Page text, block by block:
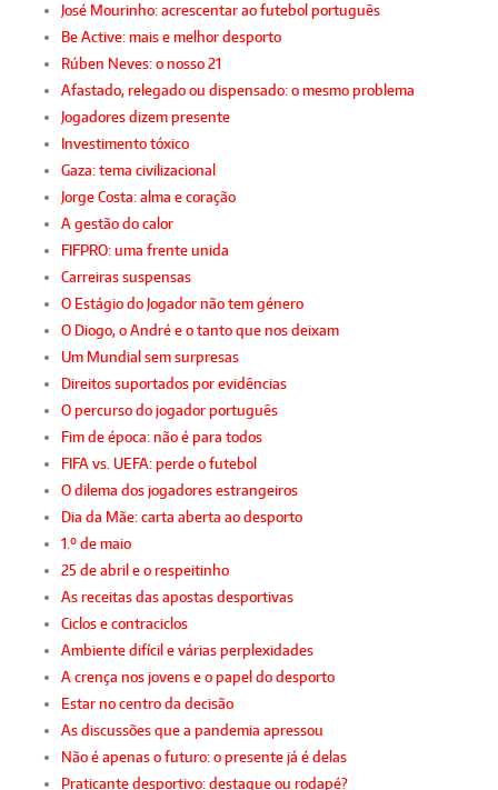
José Mourinho: acrescentar ao futebol português
Be Active: mais e melhor desporto
Rúben Neves: o nosso 21
Afastado, relegado ou dispensado: o mesmo problema
Jogadores dizem presente
Investimento tóxico
Gaza: tema civilizacional
Jorge Costa: alma e coração
A gestão do calor
FIFPRO: uma frente unida
Carreiras suspensas
O Estágio do Jogador não tem género
O Diogo, o André e o tanto que nos deixam
Um Mundial sem surpresas
Direitos suportados por evidências
O percurso do jogador português
Fim de época: não é para todos
FIFA vs. UEFA: perde o futebol
O dilema dos jogadores estrangeiros
Dia da Mãe: carta aberta ao desporto
1.º de maio
25 de abril e o respeitinho
As receitas das apostas desportivas
Ciclos e contraciclos
Ambiente difícil e várias perplexidades
A crença nos jovens e o papel do desporto
Estar no centro da decisão
As discussões que a pandemia apressou
Não é apenas o futuro: o presente já é delas
Praticante desportivo: destaque ou rodapé?